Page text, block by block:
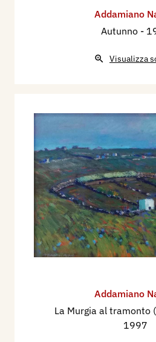
Addamiano
Autunno -
Visualizza
Addamiano
La Murgia al tramonto
1997